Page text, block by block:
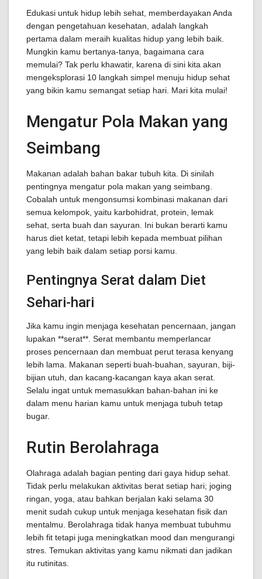
Edukasi untuk hidup lebih sehat, memberdayakan Anda
dengan pengetahuan kesehatan, adalah langkah
pertama dalam meraih kualitas hidup yang lebih baik.
Mungkin kamu bertanya-tanya, bagaimana cara
memulai? Tak perlu khawatir, karena di sini kita akan
mengeksplorasi 10 langkah simpel menuju hidup sehat
yang bikin kamu semangat setiap hari. Mari kita mulai!
Mengatur Pola Makan yang
Seimbang
Makanan adalah bahan bakar tubuh kita. Di sinilah
pentingnya mengatur pola makan yang seimbang.
Cobalah untuk mengonsumsi kombinasi makanan dari
semua kelompok, yaitu karbohidrat, protein, lemak
sehat, serta buah dan sayuran. Ini bukan berarti kamu
harus diet ketat, tetapi lebih kepada membuat pilihan
yang lebih baik dalam setiap porsi kamu.
Pentingnya Serat dalam Diet
Sehari-hari
Jika kamu ingin menjaga kesehatan pencernaan, jangan
lupakan **serat**. Serat membantu memperlancar
proses pencernaan dan membuat perut terasa kenyang
lebih lama. Makanan seperti buah-buahan, sayuran, biji-
bijian utuh, dan kacang-kacangan kaya akan serat.
Selalu ingat untuk memasukkan bahan-bahan ini ke
dalam menu harian kamu untuk menjaga tubuh tetap
bugar.
Rutin Berolahraga
Olahraga adalah bagian penting dari gaya hidup sehat.
Tidak perlu melakukan aktivitas berat setiap hari; joging
ringan, yoga, atau bahkan berjalan kaki selama 30
menit sudah cukup untuk menjaga kesehatan fisik dan
mentalmu. Berolahraga tidak hanya membuat tubuhmu
lebih fit tetapi juga meningkatkan mood dan mengurangi
stres. Temukan aktivitas yang kamu nikmati dan jadikan
itu rutinitas.